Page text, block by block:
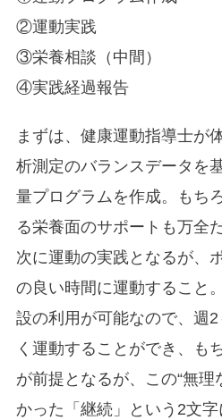
②運動実践
③栄養相談（中間）
④実践経過報告
まずは、健康運動指導士が
析測定のバランスデータを
量プログラムを作成。もち
る栄養面のサポートも万全だ
次に運動の実践となるが、
の良い時間に運動すること
設の利用が可能なので、週
く運動することができ、も
が前提となるが、この“無理
かった「継続」という2文